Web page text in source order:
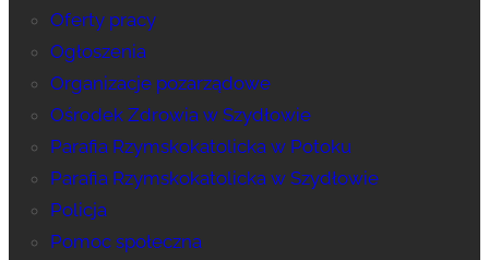
Oferty pracy
Ogłoszenia
Organizacje pozarządowe
Ośrodek Zdrowia w Szydłowie
Parafia Rzymskokatolicka w Potoku
Parafia Rzymskokatolicka w Szydłowie
Policja
Pomoc społeczna